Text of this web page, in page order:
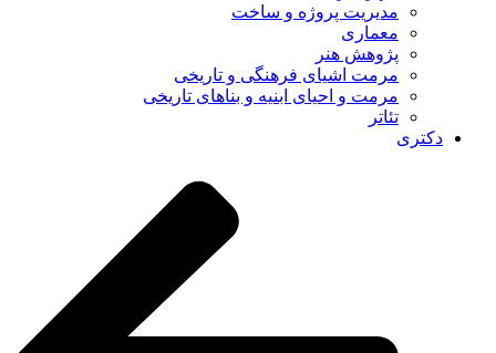
مدیریت پروژه و ساخت
معماری
پژوهش هنر
مرمت اشیای فرهنگی و تاریخی
مرمت و احیای ابنیه و بناهای تاریخی
تئاتر
دکتری